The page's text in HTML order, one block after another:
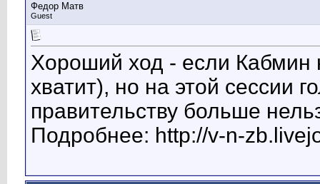
Федор Матв
Guest
Хороший ход - если Кабмин
хватит), но на этой сессии
правительству больше
Подробнее: http://v-n-